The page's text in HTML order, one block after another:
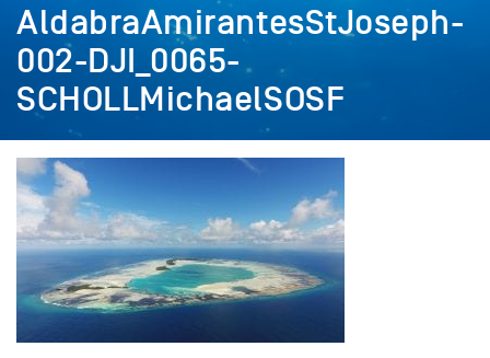
AldabraAmirantesStJoseph-
002-DJI_0065-
SCHOLLMichaelSOSF